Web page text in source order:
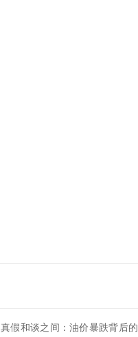
真假和谈之间：油价暴跌背后的